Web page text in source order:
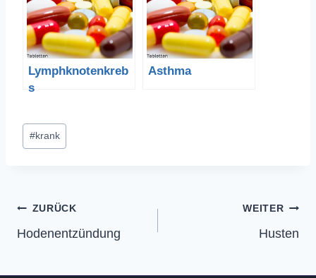
Lymphknotenkreb
s
Asthma
Schlagworte:
#krank
Beitragsnavigation
ZURÜCK
Hodenentzündung
WEITER
Husten